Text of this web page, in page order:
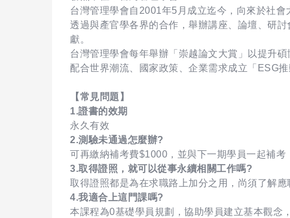
台灣管理學會自2001年5月成立迄今，向來於社
透過與產官學各界的合作，舉辦講座、論壇、研
獻。
台灣管理學會每年舉辦「崇越論文大賞」以提升
配合世界潮流、國家政策、企業需求成立「ESG
【常見問題】
1.證書的效期
永久有效
2.測驗未通過怎麼辦?
可再繳納補考費$1000，並與下一期學員一起補考
3.取得證照，就可以從事永續相關工作嗎?
取得證照都是為在求職路上加分之用，尚須了解
4.我適合上這門課嗎?
本課程為0基礎學員規劃，協助學員建立基本觀念